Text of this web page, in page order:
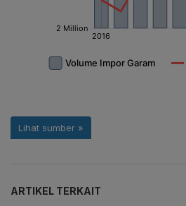
ARTIKEL TERKAIT